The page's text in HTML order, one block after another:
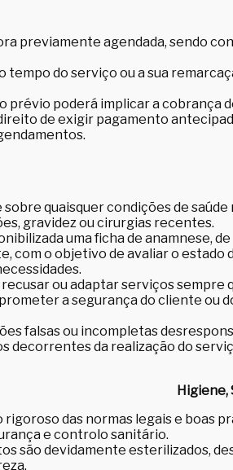
previamente agendada, sendo
tempo do serviço ou a sua
prévio poderá implicar a cobrança
de exigir pagamento
quaisquer condições de
gravidez ou cirurgias recentes.
uma ficha de anamnese, de
o objetivo de avaliar o estado
ou adaptar serviços sempre
a segurança do cliente ou
falsas ou incompletas
decorrentes da realização do
Higiene,
rigoroso das normas legais e boas
e controlo sanitário.
são devidamente esterilizados,